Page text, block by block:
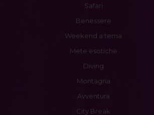
Safari
Benessere
Weekend a tema
Mete esotiche
Diving
Montagna
Avventura
City Break